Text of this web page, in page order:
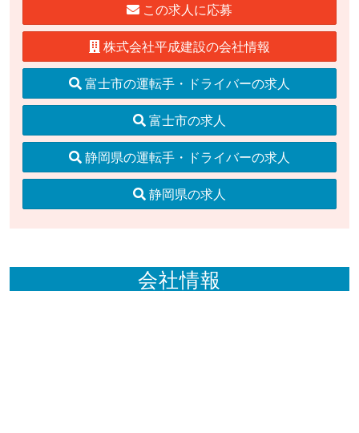
この求人に応募
株式会社平成建設の会社情報
富士市の運転手・ドライバーの求人
富士市の求人
静岡県の運転手・ドライバーの求人
静岡県の求人
会社情報